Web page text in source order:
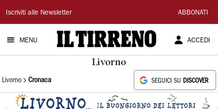
Il
Tirreno
Iscriviti alle Newsletter ABBONATI
MENU ACCEDI
Livorno
Livorno Cronaca SEGUICI SU DISCOVER